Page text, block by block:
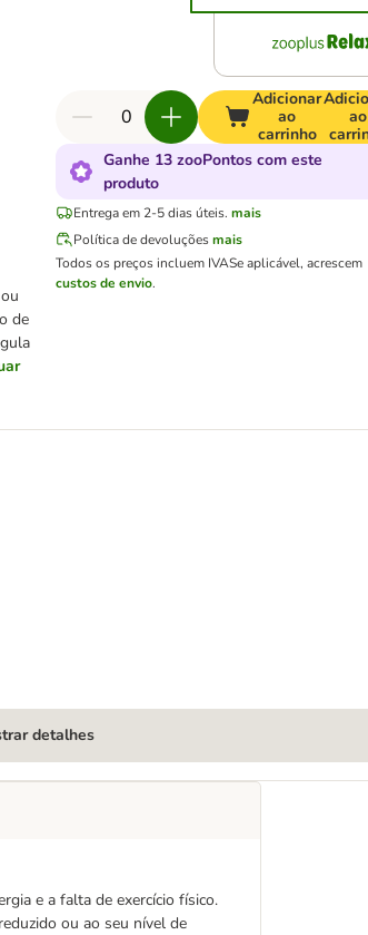
de
Adicionar
ao
carrinho
ao
Ganhe 13 zooPontos com este
produto
Entrega em 2-5 dias úteis. mais
Política de devoluçõesmais
Todos os preços incluem IVASe aplicável, acrescem
custos de envio.
detalhes
e a falta de exercício físico.
ou ao seu nível de